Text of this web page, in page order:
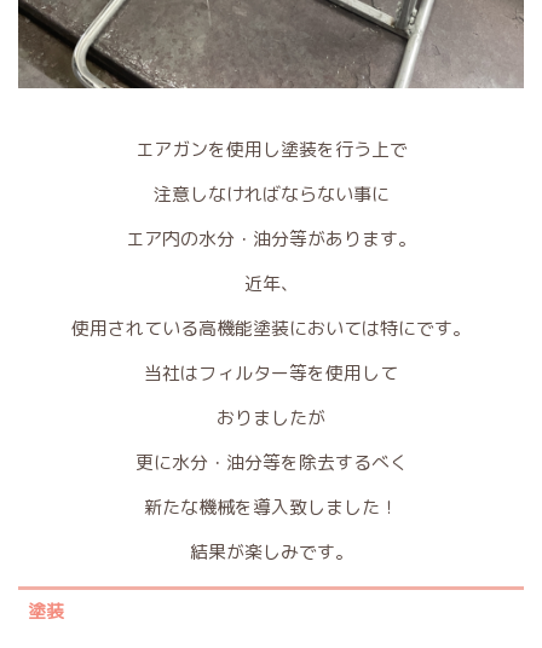
エアガンを使用し塗装を行う上で
注意しなければならない事に
エア内の水分・油分等があります。
近年、
使用されている高機能塗装においては特にです。
当社はフィルター等を使用して
おりましたが
更に水分・油分等を除去するべく
新たな機械を導入致しました！
結果が楽しみです。
塗装